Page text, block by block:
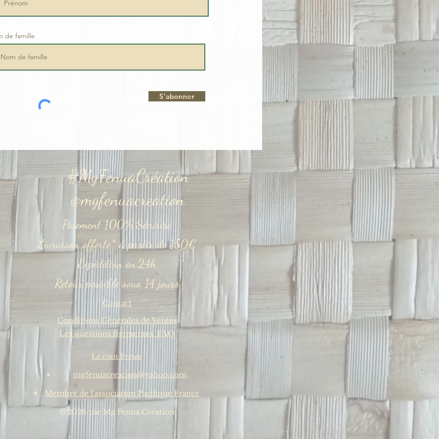
#MgFenuaCréation
@mgfenuacreation
Paiement100% Sécurisé
Livraison offerte* à partir de150€
Expédition en24h
Retour possiblesous 14 jours
Contact
Conditions Générales de Ventes
Les questions fréquentes FAQ
Le coin Presse
mgfenuacreation@yahoo.com
Membre de l'association Pacifique France
© 2026 par Mg Fenua Création
de famille
S'abonner